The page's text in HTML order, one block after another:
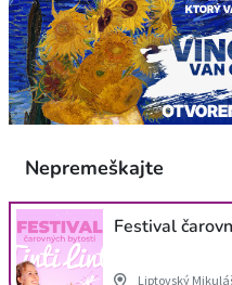
Nepremeškajte
Festival
Liptovský